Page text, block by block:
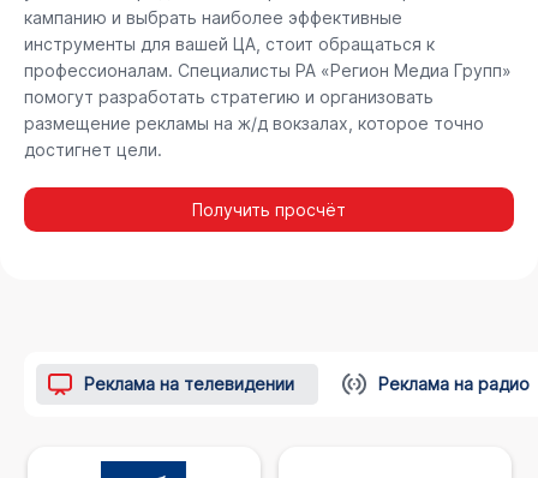
кампанию и выбрать наиболее эффективные
инструменты для вашей ЦА, стоит обращаться к
профессионалам. Специалисты РА «Регион Медиа Групп»
помогут разработать стратегию и организовать
размещение рекламы на ж/д вокзалах, которое точно
достигнет цели.
Получить просчёт
Реклама на телевидении Реклама на радио